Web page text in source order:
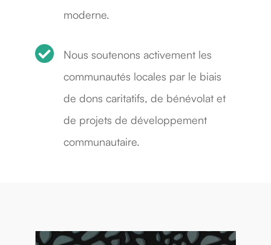
moderne.

Nous soutenons activement les
communautés locales par le biais
de dons caritatifs, de bénévolat et
de projets de développement
communautaire.